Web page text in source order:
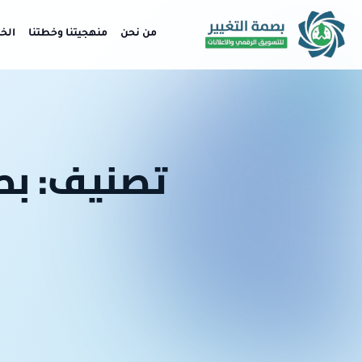
من نحن منهجيتنا وخطتنا
تصنيف: